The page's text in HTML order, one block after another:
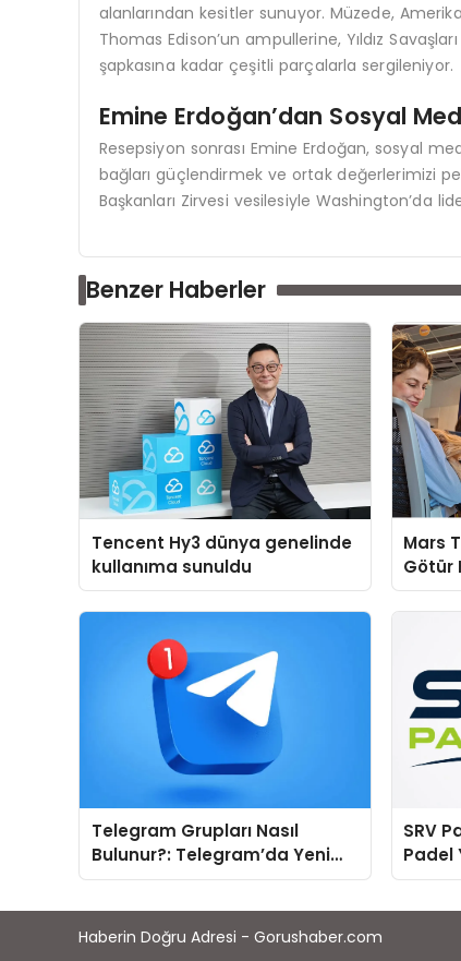
alanlarından kesitler sunuyor. Müzede,
Thomas Edison’un ampullerine, Yıldız
şapkasına kadar çeşitli parçalarla sergileniyor.
Emine Erdoğan’dan Sosyal
Resepsiyon sonrası Emine Erdoğan, sosyal
bağları güçlendirmek ve ortak değerlerimizi
Başkanları Zirvesi vesilesiyle Washington’da
Benzer Haberler
Tencent Hy3 dünya genelinde
kullanıma sunuldu
Mars
Götür
Telegram Grupları Nasıl
Bulunur?: Telegram’da Yeni
İnsanlarla Tanışmanın
SRV
Padel
Haberin Doğru Adresi - Gorushaber.com